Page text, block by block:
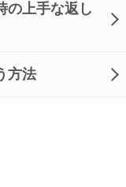
の上手な返し
方法